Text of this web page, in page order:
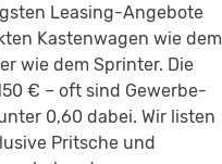
Leasing-Angebote
Kastenwagen wie dem
wie dem Sprinter. Die
€ – oft sind Gewerbe-
0,60 dabei. Wir listen
Pritsche und